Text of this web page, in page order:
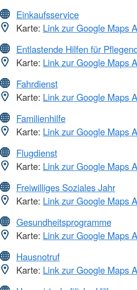
Einkaufsservice
Karte: Link zur Google Maps
Entlastende Hilfen für
Karte: Link zur Google Maps
Fahrdienst
Karte: Link zur Google Maps
Familienhilfe
Karte: Link zur Google Maps
Flugdienst
Karte: Link zur Google Maps
Freiwilliges Soziales Jahr
Karte: Link zur Google Maps
Gesundheitsprogramme
Karte: Link zur Google Maps
Hausnotruf
Karte: Link zur Google Maps